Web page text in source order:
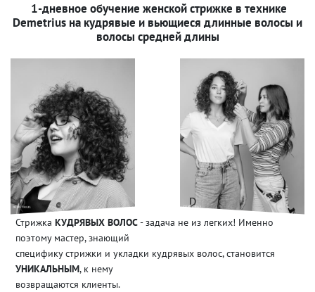
1-дневное обучение женской стрижке в технике
Demetrius на кудрявые и вьющиеся длинные волосы и
волосы средней длины
Стрижка КУДРЯВЫХ ВОЛОС- задача не из легких! Именно
поэтому мастер, знающий
специфику стрижки и укладки кудрявых волос, становится
УНИКАЛЬНЫМ, к нему
возвращаются клиенты.